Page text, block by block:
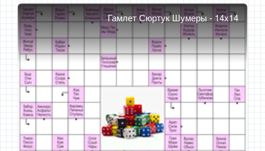
Гамлет Сюртук Шумеры - 14x14